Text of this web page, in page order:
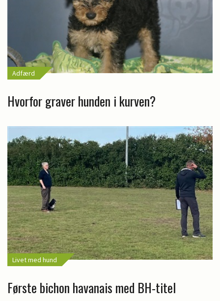
Adfærd
Hvorfor graver hunden i kurven?
Livet med hund
Første bichon havanais med BH-titel